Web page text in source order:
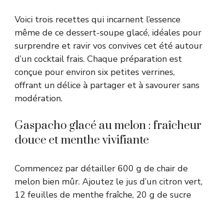
Voici trois recettes qui incarnent l’essence
même de ce dessert-soupe glacé, idéales pour
surprendre et ravir vos convives cet été autour
d’un cocktail frais. Chaque préparation est
conçue pour environ six petites verrines,
offrant un délice à partager et à savourer sans
modération.
Gaspacho glacé au melon : fraîcheur
douce et menthe vivifiante
Commencez par détailler 600 g de chair de
melon bien mûr. Ajoutez le jus d’un citron vert,
12 feuilles de menthe fraîche, 20 g de sucre